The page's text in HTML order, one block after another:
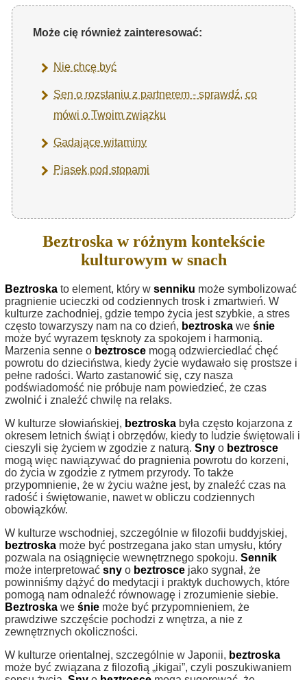
Może cię również zainteresować:
Nie chcę być
Sen o rozstaniu z partnerem - sprawdź, co
mówi o Twoim związku
Gadające witaminy
Piasek pod stopami
Beztroska w różnym kontekście
kulturowym w snach
Beztroska to element, który w senniku może symbolizować
pragnienie ucieczki od codziennych trosk i zmartwień. W
kulturze zachodniej, gdzie tempo życia jest szybkie, a stres
często towarzyszy nam na co dzień, beztroska we śnie
może być wyrazem tęsknoty za spokojem i harmonią.
Marzenia senne o beztrosce mogą odzwierciedlać chęć
powrotu do dzieciństwa, kiedy życie wydawało się prostsze i
pełne radości. Warto zastanowić się, czy nasza
podświadomość nie próbuje nam powiedzieć, że czas
zwolnić i znaleźć chwilę na relaks.
W kulturze słowiańskiej, beztroska była często kojarzona z
okresem letnich świąt i obrzędów, kiedy to ludzie świętowali i
cieszyli się życiem w zgodzie z naturą. Sny o beztrosce
mogą więc nawiązywać do pragnienia powrotu do korzeni,
do życia w zgodzie z rytmem przyrody. To także
przypomnienie, że w życiu ważne jest, by znaleźć czas na
radość i świętowanie, nawet w obliczu codziennych
obowiązków.
W kulturze wschodniej, szczególnie w filozofii buddyjskiej,
beztroska może być postrzegana jako stan umysłu, który
pozwala na osiągnięcie wewnętrznego spokoju. Sennik
może interpretować sny o beztrosce jako sygnał, że
powinniśmy dążyć do medytacji i praktyk duchowych, które
pomogą nam odnaleźć równowagę i zrozumienie siebie.
Beztroska we śnie może być przypomnieniem, że
prawdziwe szczęście pochodzi z wnętrza, a nie z
zewnętrznych okoliczności.
W kulturze orientalnej, szczególnie w Japonii, beztroska
może być związana z filozofią „ikigai”, czyli poszukiwaniem